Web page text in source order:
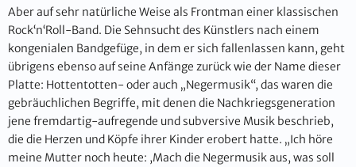
Aber auf sehr natürliche Weise als Frontman einer klassischen
Rock‘n‘Roll-Band. Die Sehnsucht des Künstlers nach einem
kongenialen Bandgefüge, in dem er sich fallenlassen kann, geht
übrigens ebenso auf seine Anfänge zurück wie der Name dieser
Platte: Hottentotten- oder auch „Negermusik“, das waren die
gebräuchlichen Begriffe, mit denen die Nachkriegsgeneration
jene fremdartig-aufregende und subversive Musik beschrieb,
die die Herzen und Köpfe ihrer Kinder erobert hatte. „Ich höre
meine Mutter noch heute: ,Mach die Negermusik aus, was soll